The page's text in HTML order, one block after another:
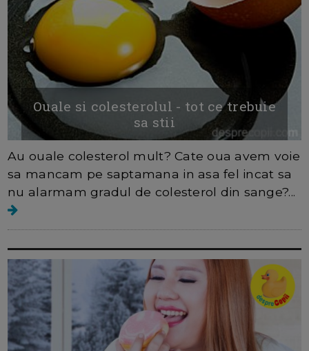
Ouale si colesterolul - tot ce trebuie
sa stii
Au ouale colesterol mult? Cate oua avem voie
sa mancam pe saptamana in asa fel incat sa
nu alarmam gradul de colesterol din sange?...